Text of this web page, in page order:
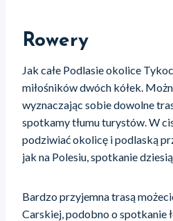
Rowery
Jak całe Podlasie okolice
miłośników dwóch kółek.
wyznaczając sobie dowolne
spotkamy tłumu turystów. W
podziwiać okolicę i podlaską
jak na Polesiu, spotkanie
Bardzo przyjemna trasą
Carskiej, podobno o spotkanie